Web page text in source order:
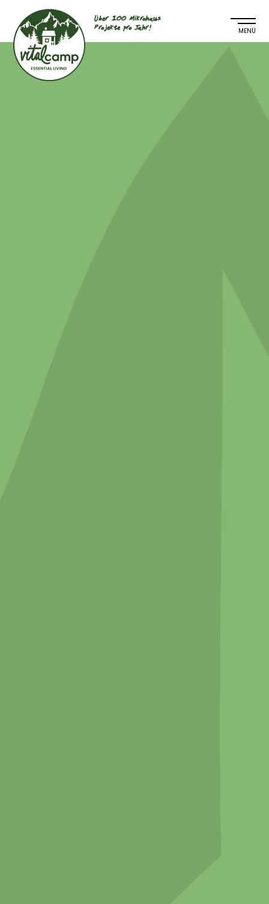
Über 100 Mikrohaus
Projekte pro Jahr!